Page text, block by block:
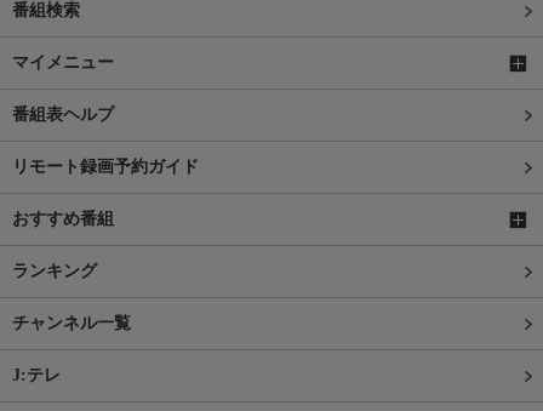
番組検索
マイメニュー
番組表ヘルプ
リモート録画予約ガイド
おすすめ番組
ランキング
チャンネル一覧
J:テレ